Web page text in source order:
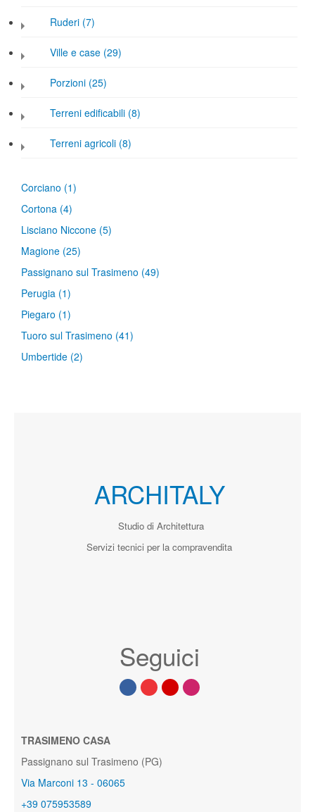
Ruderi (7)
Ville e case (29)
Porzioni (25)
Terreni edificabili (8)
Terreni agricoli (8)
Corciano (1)
Cortona (4)
Lisciano Niccone (5)
Magione (25)
Passignano sul Trasimeno (49)
Perugia (1)
Piegaro (1)
Tuoro sul Trasimeno (41)
Umbertide (2)
ARCHITALY
Studio di Architettura
Servizi tecnici per la compravendita
Seguici
TRASIMENO CASA
Passignano sul Trasimeno (PG)
Via Marconi 13 - 06065
+39 075953589